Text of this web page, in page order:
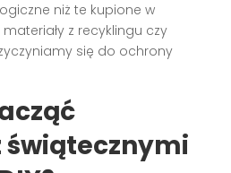
niż te kupione w
z recyklingu czy
się do ochrony
świątecznymi